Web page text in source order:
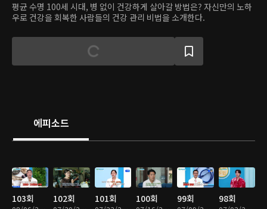
평균 수명 100세 시대, 병 없이 건강하게 살아갈 방법은? 자신만의 노하
우로 건강을 회복한 사람들의 건강 관리 비법을 소개한다.
에피소드
103회 102회 101회 100회 99회 98회